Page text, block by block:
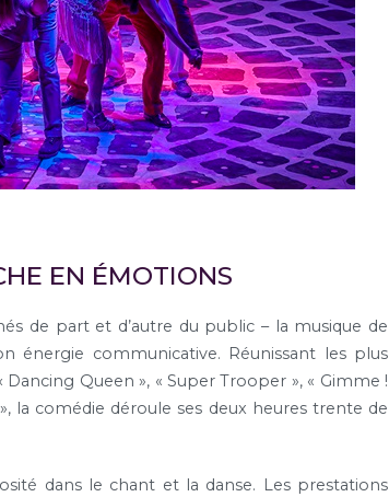
EN ÉMOTIONS
de part et d’autre du public – la musique de
communicative. Réunissant les plus
Queen », « Super Trooper », « Gimme !
la comédie déroule ses deux heures trente de
dans le chant et la danse. Les prestations